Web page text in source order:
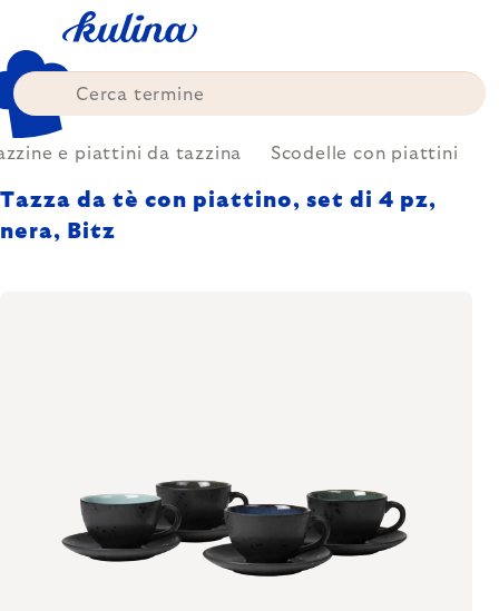
content
e piattini da tazzina Scodelle con piattini
Tazza da tè con piattino, set di 4 pz,
nera, Bitz